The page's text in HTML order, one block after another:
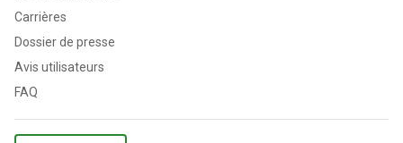
Carrières
Dossier de presse
Avis utilisateurs
FAQ